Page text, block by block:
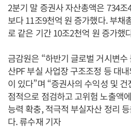
2분기 말 증권사 자산총액은 734
보다 11조9천억 원 증가했다. 부채
로 같은 기간 10조2천억 원 증가했
금감원은 “하반기 글로벌 거시변
산PF 부실 사업장 구조조정 등 대
이 있다”며 “증권사의 수익성 및
점적으로 점검하고 고위험 노출액
능력 확충, 적극적 부실자산 정리
다. 류수재 기자